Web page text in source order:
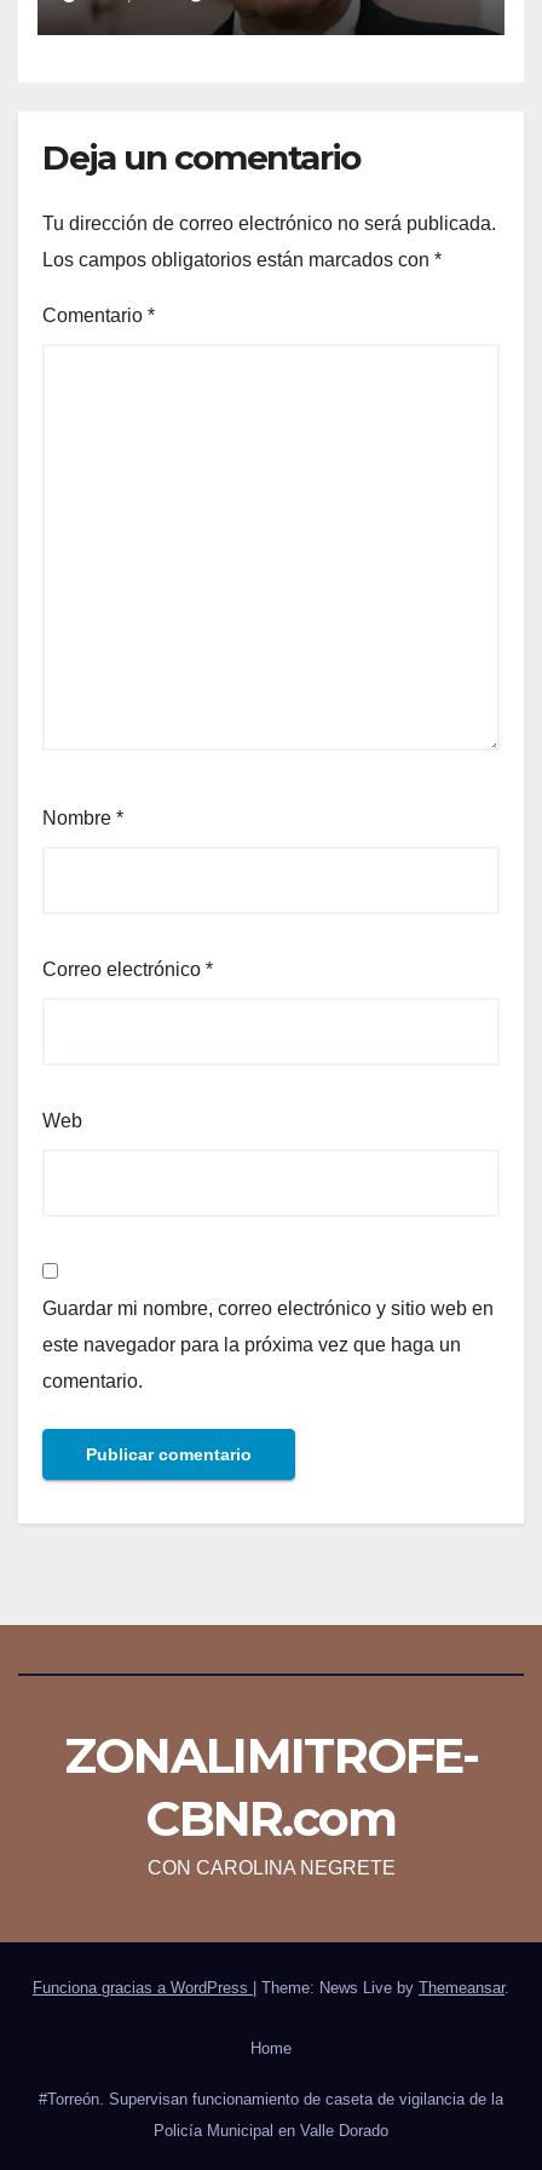
Raúl Onofre
Deja un comentario
Tu dirección de correo electrónico no será publicada.
Los campos obligatorios están marcados con *
Comentario *
Nombre *
Correo electrónico *
Web
Guardar mi nombre, correo electrónico y sitio web en
este navegador para la próxima vez que haga un
comentario.
ZONALIMITROFE-
CBNR.com
CON CAROLINA NEGRETE
Funciona gracias a WordPress Theme: News Live by Themeansar.
Home
#Torreón. Supervisan funcionamiento de caseta de vigilancia de la
Policía Municipal en Valle Dorado